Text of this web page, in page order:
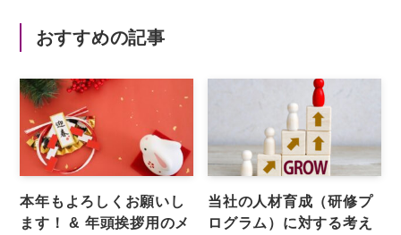
おすすめの記事
本年もよろしくお願いし
ます！ & 年頭挨拶用のメ
当社の人材育成（研修プ
ログラム）に対する考え